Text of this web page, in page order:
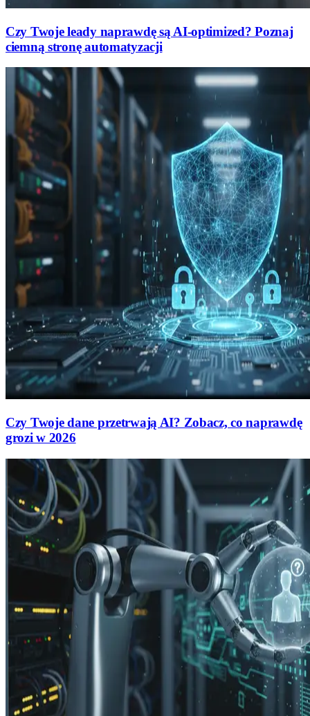
Czy Twoje leady naprawdę są AI-optimized? Poznaj
ciemną stronę automatyzacji
Czy Twoje dane przetrwają AI? Zobacz, co naprawdę
grozi w 2026